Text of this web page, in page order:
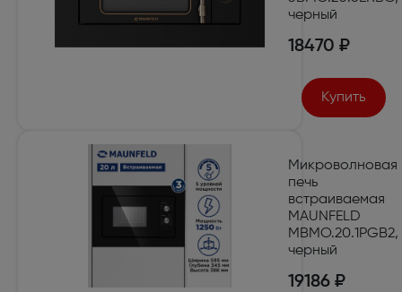
черный
18470 ₽
Купить
Микроволновая
печь
встраиваемая
MAUNFELD
MBMO.20.1PGB2,
черный
19186 ₽